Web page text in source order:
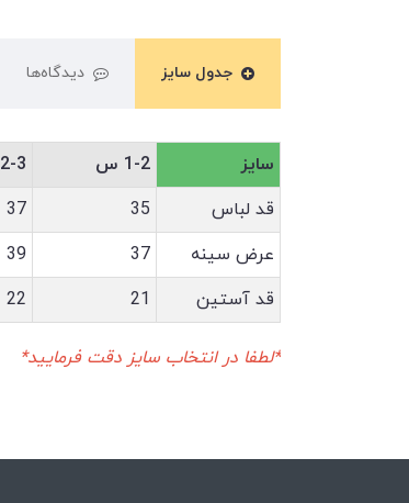
جدول سایز دیدگاه‌ها
سایز 1-2 س 2-3
قد لباس
35
37
عرض سینه
37
39
قد آستین
21
22
*لطفا در انتخاب سایز دقت فرمایید*